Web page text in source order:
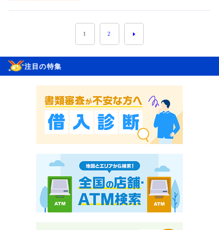
1 2
注目の特集